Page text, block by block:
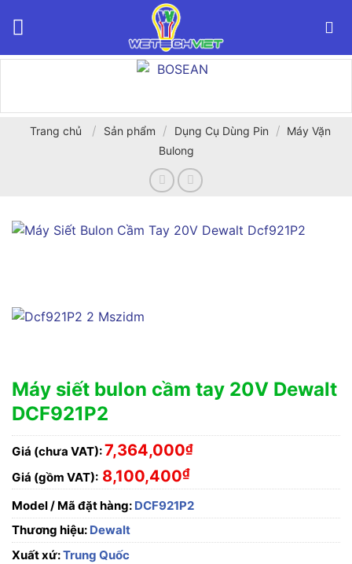
Trang chủ / Sản phẩm / Dụng Cụ Dùng Pin / Máy Vặn
Bulong
Máy siết bulon cầm tay 20V Dewalt
DCF921P2
Giá (chưa VAT):7,364,000₫
Giá (gồm VAT): 8,100,400₫
Model / Mã đặt hàng: DCF921P2
Thương hiệu: Dewalt
Xuất xứ:Trung Quốc